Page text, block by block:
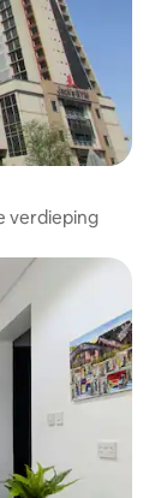
verdieping